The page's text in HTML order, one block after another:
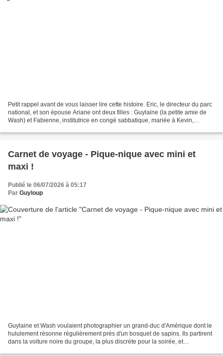
Petit rappel avant de vous laisser lire cette histoire. Eric, le directeur du parc
national, et son épouse Ariane ont deux filles : Guylaine (la petite amie de
Wash) et Fabienne, institutrice en congé sabbatique, mariée à Kevin,
Carnet de voyage - Pique-nique avec mini et
maxi !
Publié le 06/07/2026 à 05:17
Par Guyloup
Guylaine et Wash voulaient photographier un grand-duc d'Amérique dont le
hululement résonne régulièrement près d'un bosquet de sapins. Ils partirent
dans la voiture noire du groupe, la plus discrète pour la soirée, et